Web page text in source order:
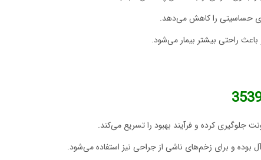
حساسیتی را کاهش می‌دهد.
راحتی بیشتر بیمار می‌شود.
جلوگیری کرده و فرآیند بهبود را تسریع می‌کند.
و برای زخم‌های ناشی از جراحی نیز استفاده می‌شود.